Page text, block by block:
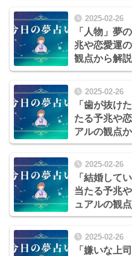
2025-02-26
「人物」夢
兆や恋愛運
観点から解説
2025-02-26
「歯が抜け
たる予兆や
アルの観点
2025-02-26
「結婚して
当たる予兆
ュアルの観
2025-02-26
「嫌いな上